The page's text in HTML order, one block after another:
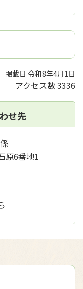
掲載日 令和8年4月1日
アクセス数3336
せ先
原6番地1